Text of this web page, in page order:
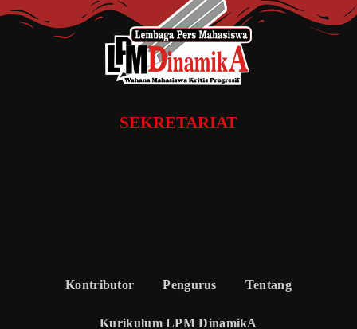
SEKRETARIAT
Kontributor Pengurus Tentang
Kurikulum LPM DinamikA